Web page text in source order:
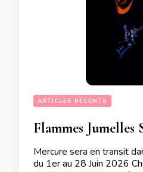
ARTICLES RÉCENTS
Mercure sera en transit
du 1er au 28 Juin 2026